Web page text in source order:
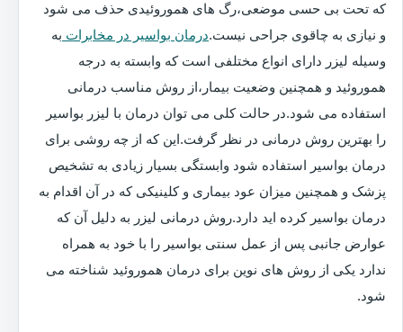
که تحت بی حسی موضعی،رگ های هموروئیدی حذف می شود
و نیازی به چاقوی جراحی نیست.درمان بواسیر در مخابرات به
وسیله لیزر دارای انواع مختلفی است که وابسته به درجه
هموروئید و همچنین وضعیت بیمار،از روش مناسب درمانی
استفاده می شود.در حالت کلی می توان درمان با لیزر بواسیر
را بهترین روش درمانی در نظر گرفت.این که از چه روشی برای
درمان بواسیر استفاده شود وابستگی بسیار زیادی به تشخیص
پزشک و همچنین میزان عود بیماری و کلینیکی که در آن اقدام به
درمان بواسیر کرده اید دارد.روش درمانی لیزر به دلیل آن که
عوارض جانبی پس از عمل سنتی بواسیر را با خود به همراه
ندارد یکی از روش های نوین برای درمان هموروئید شناخته می
شود.